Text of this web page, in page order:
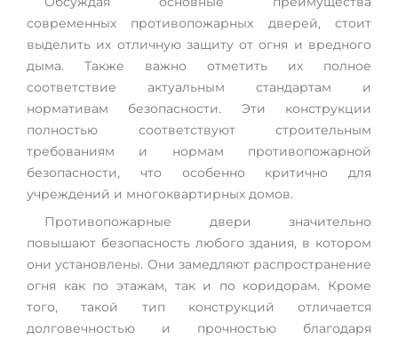
современных противопожарных дверей, стоит
выделить их отличную защиту от огня и вредного
дыма. Также важно отметить их полное
соответствие актуальным стандартам и
нормативам безопасности. Эти конструкции
полностью соответствуют строительным
требованиям и нормам противопожарной
безопасности, что особенно критично для
учреждений и многоквартирных домов.
Противопожарные двери значительно
повышают безопасность любого здания, в котором
они установлены. Они замедляют распространение
огня как по этажам, так и по коридорам. Кроме
того, такой тип конструкций отличается
долговечностью и прочностью благодаря